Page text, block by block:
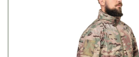
Ножі та мультитули
Шеврони, патчі та нашивки